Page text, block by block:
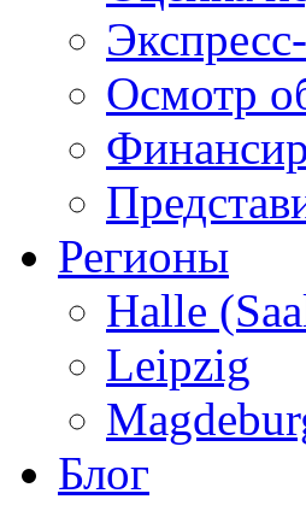
Осмотр
Регионы
Halle
Leipzig
Блог